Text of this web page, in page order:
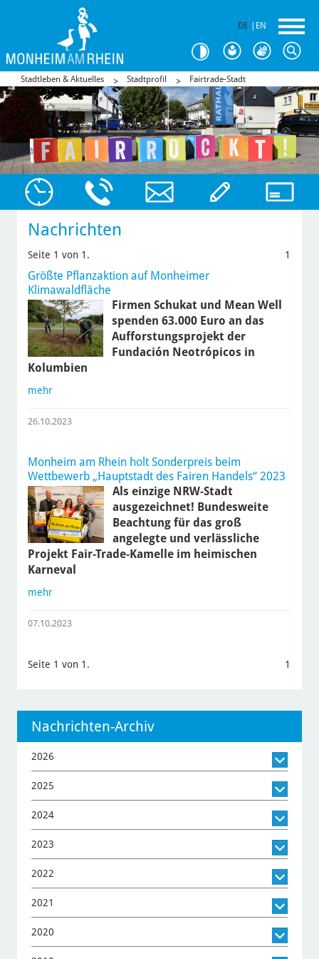
DE EN
Stadtleben & Aktuelles Stadtprofil Fairtrade-Stadt
Nachrichten
Seite 1 von 1. 1
Größte Pflanzaktion auf Monheimer
Klimawaldfläche
Firmen Schukat und Mean Well
spenden 63.000 Euro an das
Aufforstungsprojekt der
Fundación Neotrópicos in
Kolumbien
mehr
26.10.2023
Monheim am Rhein holt Sonderpreis beim
Wettbewerb „Hauptstadt des Fairen Handels“ 2023
Als einzige NRW-Stadt
ausgezeichnet! Bundesweite
Beachtung für das groß
angelegte und verlässliche
Projekt Fair-Trade-Kamelle im heimischen
Karneval
mehr
07.10.2023
Seite 1 von 1. 1
Nachrichten-Archiv
2026
2025
2024
2023
2022
2021
2020